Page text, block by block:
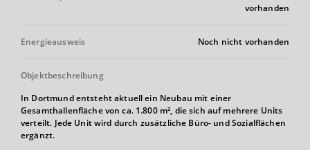
vorhanden
Energieausweis Noch nicht vorhanden
Objektbeschreibung
In Dortmund entsteht aktuell ein Neubau mit einer
Gesamthallenfläche von ca. 1.800 m², die sich auf mehrere Units
verteilt. Jede Unit wird durch zusätzliche Büro- und Sozialflächen
ergänzt.